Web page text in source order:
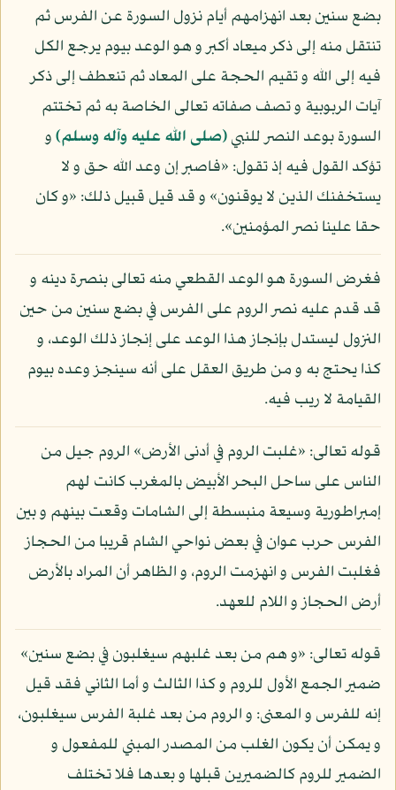
بضع سنين بعد انهزامهم أيام نزول السورة عن الفرس ثم
تنتقل منه إلى ذكر ميعاد أكبر و هو الوعد بيوم يرجع الكل
فيه إلى الله و تقيم الحجة على المعاد ثم تنعطف إلى ذكر
آيات الربوبية و تصف صفاته تعالى الخاصة به ثم تختتم
السورة بوعد النصر للنبي(صلى الله عليه وآله وسلم)و
تؤكد القول فيه إذ تقول: «فاصبر إن وعد الله حق و لا
يستخفنك الذين لا يوقنون» و قد قيل قبيل ذلك: «و كان
حقا علينا نصر المؤمنين».
فغرض السورة هو الوعد القطعي منه تعالى بنصرة دينه و
قد قدم عليه نصر الروم على الفرس في بضع سنين من حين
النزول ليستدل بإنجاز هذا الوعد على إنجاز ذلك الوعد، و
كذا يحتج به و من طريق العقل على أنه سينجز وعده بيوم
القيامة لا ريب فيه.
قوله تعالى: «غلبت الروم في أدنى الأرض» الروم جيل من
الناس على ساحل البحر الأبيض بالمغرب كانت لهم
إمبراطورية وسيعة منبسطة إلى الشامات وقعت بينهم و بين
الفرس حرب عوان في بعض نواحي الشام قريبا من الحجاز
فغلبت الفرس و انهزمت الروم، و الظاهر أن المراد بالأرض
أرض الحجاز و اللام للعهد.
قوله تعالى: «و هم من بعد غلبهم سيغلبون في بضع سنين»
ضمير الجمع الأول للروم و كذا الثالث و أما الثاني فقد قيل
إنه للفرس و المعنى: و الروم من بعد غلبة الفرس سيغلبون،
و يمكن أن يكون الغلب من المصدر المبني للمفعول و
الضمير للروم كالضميرين قبلها و بعدها فلا تختلف